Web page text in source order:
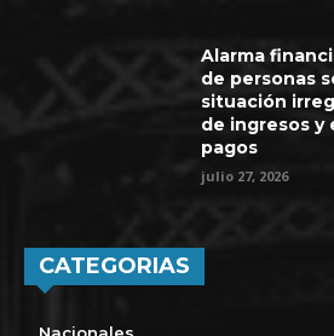
Alarma
de personas
situación
de ingresos y
pagos
julio 27, 2026
CATEGORIAS